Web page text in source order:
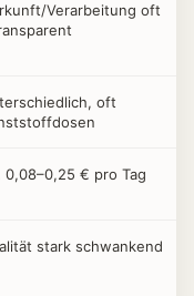
Verarbeitung oft
oft
0,08–0,25 € pro Tag
stark schwankend